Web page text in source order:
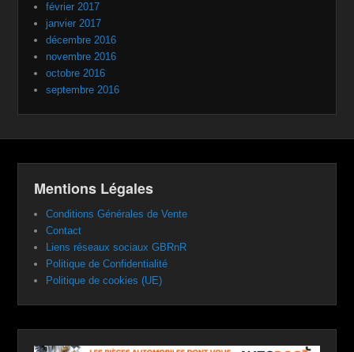
février 2017
janvier 2017
décembre 2016
novembre 2016
octobre 2016
septembre 2016
Mentions Légales
Conditions Générales de Vente
Contact
Liens réseaux sociaux GBRnR
Politique de Confidentialité
Politique de cookies (UE)